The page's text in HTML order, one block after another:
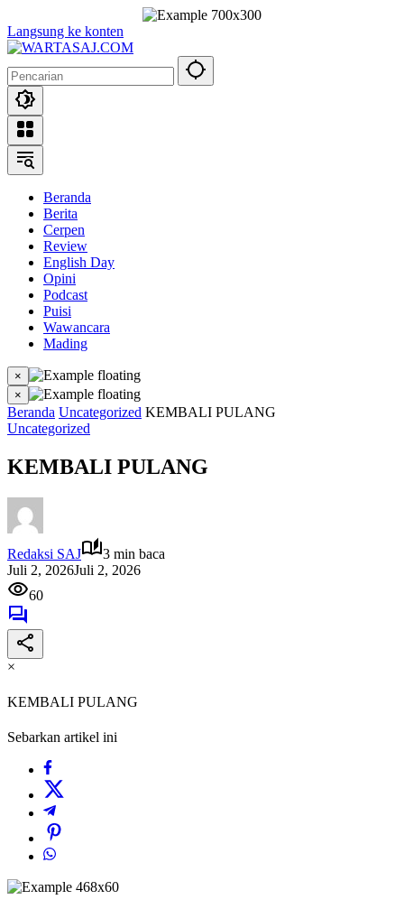
Langsung ke konten
Beranda
Berita
Cerpen
Review
English Day
Opini
Podcast
Puisi
Wawancara
Mading
×
×
Beranda Uncategorized KEMBALI PULANG
Uncategorized
KEMBALI PULANG
Redaksi SAJ
3 min baca
Juli 2, 2026Juli 2, 2026
60
×
KEMBALI PULANG
Sebarkan artikel ini